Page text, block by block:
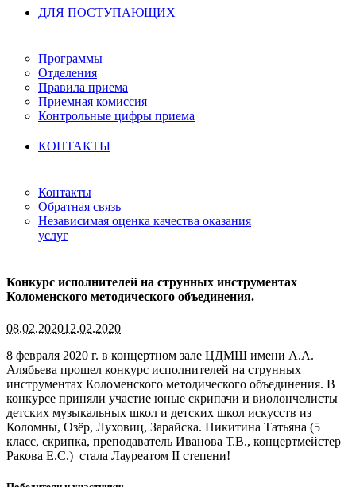
ДЛЯ ПОСТУПАЮЩИХ
Программы
Отделения
Правила приема
Приемная комиссия
Контрольные цифры приема
КОНТАКТЫ
Контакты
Обратная связь
Независимая оценка качества оказания
услуг
Конкурс исполнителей на струнных инструментах
Коломенского методического объединения.
08.02.202012.02.2020
8 февраля 2020 г. в концертном зале ЦДМШ имени А.А.
Алябьева прошел конкурс исполнителей на струнных
инструментах Коломенского методического объединения. В
конкурсе приняли участие юные скрипачи и виолончелисты
детских музыкальных школ и детских школ искусств из
Коломны, Озёр, Луховиц, Зарайска. Никитина Татьяна (5
класс, скрипка, преподаватель Иванова Т.В., концертмейстер
Ракова Е.С.) стала Лауреатом II степени!